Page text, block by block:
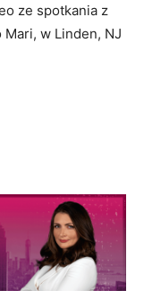
ze spotkania z
w Linden, NJ